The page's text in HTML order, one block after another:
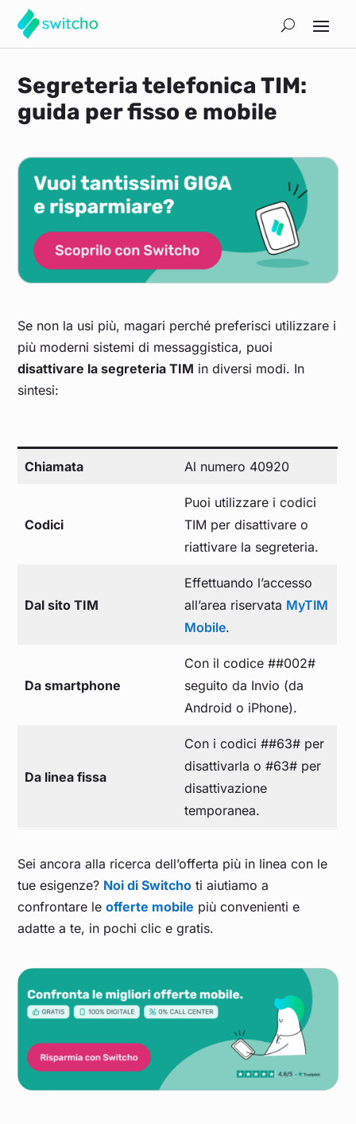
Segreteria telefonica TIM:
guida per fisso e mobile
Se non la usi più, magari perché preferisci utilizzare i
più moderni sistemi di messaggistica, puoi
disattivare la segreteria TIM in diversi modi. In
sintesi:
Chiamata Al numero 40920
Codici
Puoi utilizzare i codici
TIM per disattivare o
riattivare la segreteria.
Dal sito TIM
Effettuando l’accesso
all’area riservata MyTIM
Mobile.
Da smartphone
Con il codice ##002#
seguito da Invio (da
Android o iPhone).
Da linea fissa
Con i codici ##63# per
disattivarla o #63# per
disattivazione
temporanea.
Sei ancora alla ricerca dell’offerta più in linea con le
tue esigenze? Noi di Switcho ti aiutiamo a
confrontare leofferte mobile più convenienti e
adatte a te, in pochi clic e gratis.